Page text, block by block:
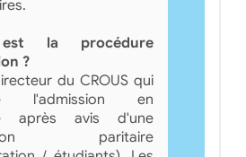
la procédure
?
du CROUS qui
l'admission en
après avis d'une
paritaire